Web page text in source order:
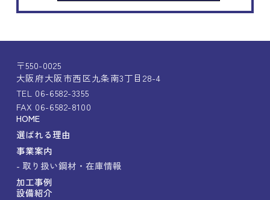
〒550-0025
大阪府大阪市西区九条南3丁目28-4
TEL 06-6582-3355
FAX 06-6582-8100
HOME
選ばれる理由
事業案内
- 取り扱い鋼材・在庫情報
加工事例
設備紹介